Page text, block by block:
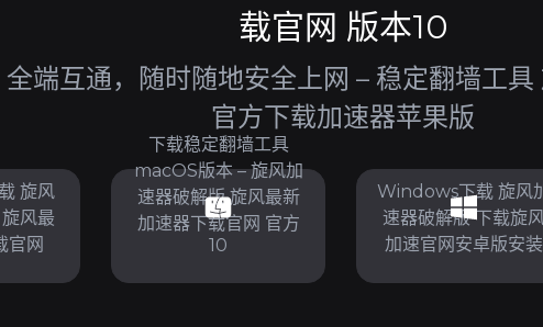
载官网 版本10
端互通，随时随地安全上网 – 稳定翻墙工
官方下载加速器苹果版
旋风
风最
官网
下载稳定翻墙工具
macOS版本 – 旋风加
速器破解版 旋风最新
加速器下载官网 官方
10
Windows下载 旋风
速器破解版 下载旋
加速官网安卓版安装